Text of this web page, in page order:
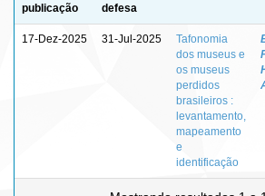
publicação
defesa
17-Dez-2025 31-Jul-2025
Tafonomia
dos museus e
os museus
perdidos
brasileiros :
levantamento,
mapeamento
e
identificação